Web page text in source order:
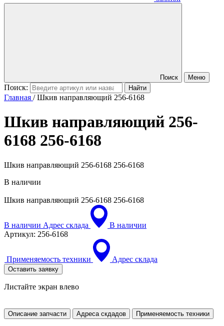
Поиск Меню
Поиск:
Главная /Шкив направляющий 256-6168
Шкив направляющий 256-
6168 256-6168
Шкив направляющий 256-6168 256-6168
В наличии
Шкив направляющий 256-6168 256-6168
В наличии Адрес склада
В наличии
Артикул: 256-6168
Применяемость техники Адрес склада
Оставить заявку
Листайте экран влево
Описание запчасти Адреса скдадов Применяемость техники